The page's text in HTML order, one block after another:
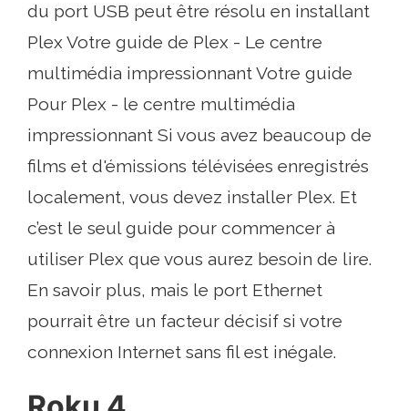
du port USB peut être résolu en installant
Plex Votre guide de Plex - Le centre
multimédia impressionnant Votre guide
Pour Plex - le centre multimédia
impressionnant Si vous avez beaucoup de
films et d'émissions télévisées enregistrés
localement, vous devez installer Plex. Et
c’est le seul guide pour commencer à
utiliser Plex que vous aurez besoin de lire.
En savoir plus, mais le port Ethernet
pourrait être un facteur décisif si votre
connexion Internet sans fil est inégale.